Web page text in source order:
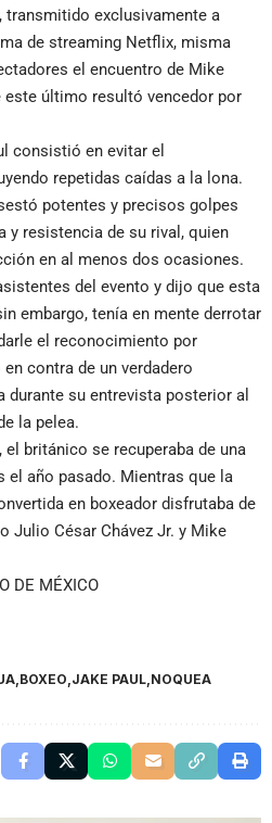
transmitido exclusivamente a
de streaming Netflix, misma
el encuentro de Mike
este último resultó vencedor por
consistió en evitar el
repetidas caídas a la lona.
potentes y precisos golpes
y resistencia de su rival, quien
en al menos dos ocasiones.
del evento y dijo que esta
embargo, tenía en mente derrotar
el reconocimiento por
contra de un verdadero
durante su entrevista posterior al
la pelea.
británico se recuperaba de una
el año pasado. Mientras que la
en boxeador disfrutaba de
Julio César Chávez Jr. y Mike
DE MÉXICO
BOXEO JAKE PAUL NOQUEA